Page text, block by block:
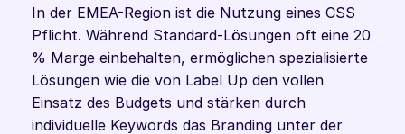
In der EMEA-Region ist die Nutzung eines CSS
Pflicht. Während Standard-Lösungen oft eine 20
% Marge einbehalten, ermöglichen spezialisierte
Lösungen wie die von Label Up den vollen
Einsatz des Budgets und stärken durch
individuelle Keywords das Branding unter der